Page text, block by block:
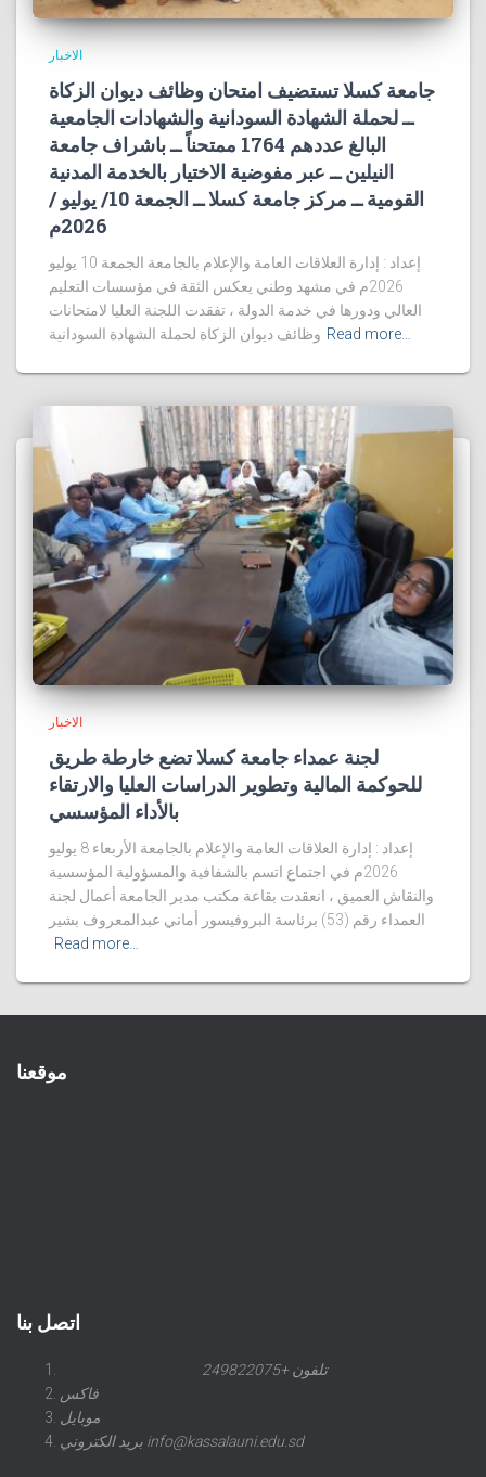
الاخبار
جامعة كسلا تستضيف امتحان وظائف ديوان الزكاة
ــ لحملة الشهادة السودانية والشهادات الجامعية
البالغ عددهم 1764 ممتحناً ــ باشراف جامعة
النيلين ــ عبر مفوضية الاختيار بالخدمة المدنية
القومية ــ مركز جامعة كسلا ــ الجمعة 10/ يوليو /
2026م
إعداد : إدارة العلاقات العامة والإعلام بالجامعة الجمعة 10 يوليو
2026م في مشهد وطني يعكس الثقة في مؤسسات التعليم
العالي ودورها في خدمة الدولة ، تفقدت اللجنة العليا لامتحانات
وظائف ديوان الزكاة لحملة الشهادة السودانية Read more…
الاخبار
لجنة عمداء جامعة كسلا تضع خارطة طريق
للحوكمة المالية وتطوير الدراسات العليا والارتقاء
بالأداء المؤسسي
إعداد : إدارة العلاقات العامة والإعلام بالجامعة الأربعاء 8 يوليو
2026م في اجتماع اتسم بالشفافية والمسؤولية المؤسسية
والنقاش العميق ، انعقدت بقاعة مكتب مدير الجامعة أعمال لجنة
العمداء رقم (53) برئاسة البروفيسور أماني عبدالمعروف بشير
Read more…
موقعنا
اتصل بنا
تلفون +249822075
فاكس
موبايل
بريد الكتروني info@kassalauni.edu.sd